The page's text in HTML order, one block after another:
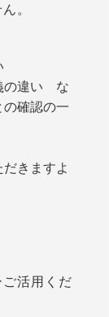
。
の違い な
の確認の一
きますよ
活用くだ